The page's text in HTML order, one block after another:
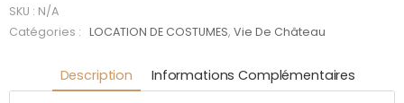
SKU : N/A
Catégories :
LOCATION DE COSTUMES,Vie De Château
Description Informations Complémentaires